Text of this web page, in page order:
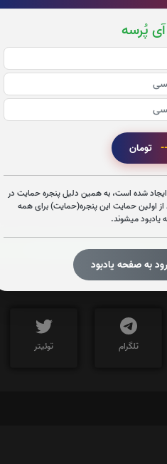
پُرسه
تومان
شده است، به همین دلیل پنجره حمایت در
از اولین حمایت این پنجره(حمایت) برای همه
میشوند.
به صفحه یادبود
315
کپی کردن آدرس این صفحه روی دکمه کلیک نمایید
https://iPorse.ir/76513
تلگرام توئیتر